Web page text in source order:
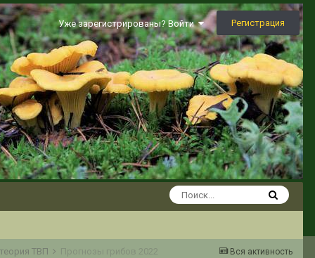
Уже зарегистрированы? Войти Регистрация
Вся активность
ТВП Прогнозы грибов 2022